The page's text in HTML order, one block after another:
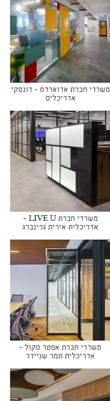
משרדי חברת אדוארדס - דונסקי
אדריכלים
משרדי חברת LIVE U -
אדריכלית אירית גרינברג
משרדי חברת אפטר סקול -
אדריכלית תמר שניידר